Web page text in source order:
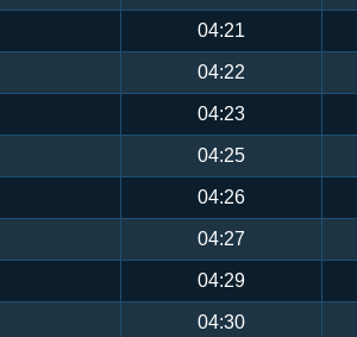
04:21
04:22
04:23
04:25
04:26
04:27
04:29
04:30